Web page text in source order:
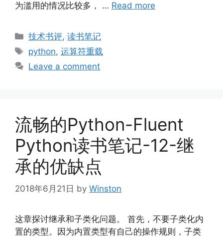
为滥用的情况比较多， … Read more
Categories
技术书评,读书笔记
Tags
python,运算符重载
Leave a comment
流畅的Python-Fluent
Python读书笔记-12-继
承的优缺点
2018年6月21日 by Winston
这章探讨继承和子类化问题。 首先，不要子类化内
置的类型。因为内置类型有自己的操作规则，子类